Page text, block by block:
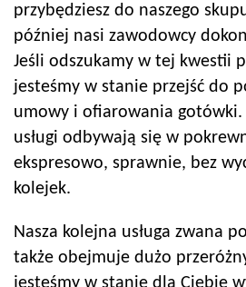
przybędziesz do naszego
później nasi zawodowcy
Jeśli odszukamy w tej kwestii
jesteśmy w stanie przejść do
umowy i ofiarowania gotówki.
usługi odbywają się w
ekspresowo, sprawnie, bez
kolejek.
Nasza kolejna usługa zwana
także obejmuje dużo